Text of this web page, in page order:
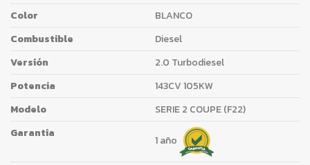
Color
BLANCO
Combustible
Diesel
Versión
2.0 Turbodiesel
Potencia
143CV 105KW
Modelo
SERIE 2 COUPE (F22)
Garantia
1 año